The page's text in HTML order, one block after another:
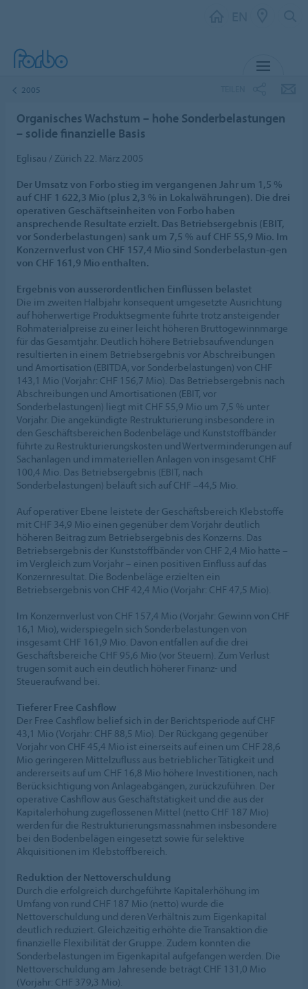
2005
Organisches Wachstum – hohe Sonderbelastungen
– solide finanzielle Basis
Eglisau / Zürich 22. März 2005
Der Umsatz von Forbo stieg im vergangenen Jahr um 1,5 %
auf CHF 1 622,3 Mio (plus 2,3 % in Lokalwährungen). Die drei
operativen Geschäftseinheiten von Forbo haben
ansprechende Resultate erzielt. Das Betriebsergebnis (EBIT,
vor Sonderbelastungen) sank um 7,5 % auf CHF 55,9 Mio. Im
Konzernverlust von CHF 157,4 Mio sind Sonderbelastun-gen
von CHF 161,9 Mio enthalten.
Ergebnis von ausserordentlichen Einflüssen belastet
Die im zweiten Halbjahr konsequent umgesetzte Ausrichtung
auf höherwertige Produktsegmente führte trotz ansteigender
Rohmaterialpreise zu einer leicht höheren Bruttogewinnmarge
für das Gesamtjahr. Deutlich höhere Betriebsaufwendungen
resultierten in einem Betriebsergebnis vor Abschreibungen
und Amortisation (EBITDA, vor Sonderbelastungen) von CHF
143,1 Mio (Vorjahr: CHF 156,7 Mio). Das Betriebsergebnis nach
Abschreibungen und Amortisationen (EBIT, vor
Sonderbelastungen) liegt mit CHF 55,9 Mio um 7,5 % unter
Vorjahr. Die angekündigte Restrukturierung insbesondere in
den Geschäftsbereichen Bodenbeläge und Kunststoffbänder
führte zu Restrukturierungskosten und Wertverminderungen auf
Sachanlagen und immateriellen Anlagen von insgesamt CHF
100,4 Mio. Das Betriebsergebnis (EBIT, nach
Sonderbelastungen) beläuft sich auf CHF –44,5 Mio.
Auf operativer Ebene leistete der Geschäftsbereich Klebstoffe
mit CHF 34,9 Mio einen gegenüber dem Vorjahr deutlich
höheren Beitrag zum Betriebsergebnis des Konzerns. Das
Betriebsergebnis der Kunststoffbänder von CHF 2,4 Mio hatte –
im Vergleich zum Vorjahr – einen positiven Einfluss auf das
Konzernresultat. Die Bodenbeläge erzielten ein
Betriebsergebnis von CHF 42,4 Mio (Vorjahr: CHF 47,5 Mio).
Im Konzernverlust von CHF 157,4 Mio (Vorjahr: Gewinn von CHF
16,1 Mio), widerspiegeln sich Sonderbelastungen von
insgesamt CHF 161,9 Mio. Davon entfallen auf die drei
Geschäftsbereiche CHF 95,6 Mio (vor Steuern). Zum Verlust
trugen somit auch ein deutlich höherer Finanz- und
Steueraufwand bei.
Tieferer Free Cashflow
Der Free Cashflow belief sich in der Berichtsperiode auf CHF
43,1 Mio (Vorjahr: CHF 88,5 Mio). Der Rückgang gegenüber
Vorjahr von CHF 45,4 Mio ist einerseits auf einen um CHF 28,6
Mio geringeren Mittelzufluss aus betrieblicher Tätigkeit und
andererseits auf um CHF 16,8 Mio höhere Investitionen, nach
Berücksichtigung von Anlageabgängen, zurückzuführen. Der
operative Cashflow aus Geschäftstätigkeit und die aus der
Kapitalerhöhung zugeflossenen Mittel (netto CHF 187 Mio)
werden für die Restrukturierungsmassnahmen insbesondere
bei den Bodenbelägen eingesetzt sowie für selektive
Akquisitionen im Klebstoffbereich.
Reduktion der Nettoverschuldung
Durch die erfolgreich durchgeführte Kapitalerhöhung im
Umfang von rund CHF 187 Mio (netto) wurde die
Nettoverschuldung und deren Verhältnis zum Eigenkapital
deutlich reduziert. Gleichzeitig erhöhte die Transaktion die
finanzielle Flexibilität der Gruppe. Zudem konnten die
Sonderbelastungen im Eigenkapital aufgefangen werden. Die
Nettoverschuldung am Jahresende beträgt CHF 131,0 Mio
(Vorjahr: CHF 379,3 Mio).